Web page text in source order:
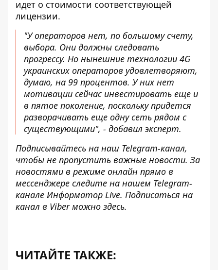
идет о стоимости соответствующей
лицензии.
"У операторов нет, по большому счету,
выбора. Они должны следовать
прогрессу. Но нынешние технологии 4G
украинских операторов удовлетворяют,
думаю, на 99 процентов. У них нет
мотивации сейчас инвестировать еще и
в пятое поколение, поскольку придется
разворачивать еще одну сеть рядом с
существующими", - добавил эксперт.
Подписывайтесь на наш Telegram-канал,
чтобы не пропустить важные новости. За
новостями в режиме онлайн прямо в
мессенджере следите на нашем Telegram-
канале Информатор Live. Подписаться на
канал в Viber можно здесь.
ЧИТАЙТЕ ТАКЖЕ: